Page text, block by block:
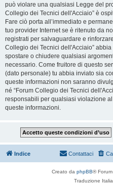
può violare una qualsiasi Legge del
Collegio dei Tecnici dell'Acciaio” è
Fare ciò porta all’immediato e
tuo provider Internet se è ritenuto da
registrati per salvaguardare e
Collegio dei Tecnici dell'Acciaio”
spostare o chiudere qualsiasi
necessario. Come fruitore di questo
(dato personale) tu abbia inviato sia
queste informazioni non saranno
né “Forum Collegio dei Tecnici
responsabili per qualsiasi violazione
queste informazioni.
Indice Contattaci
Creato da phpBB®
Traduzione